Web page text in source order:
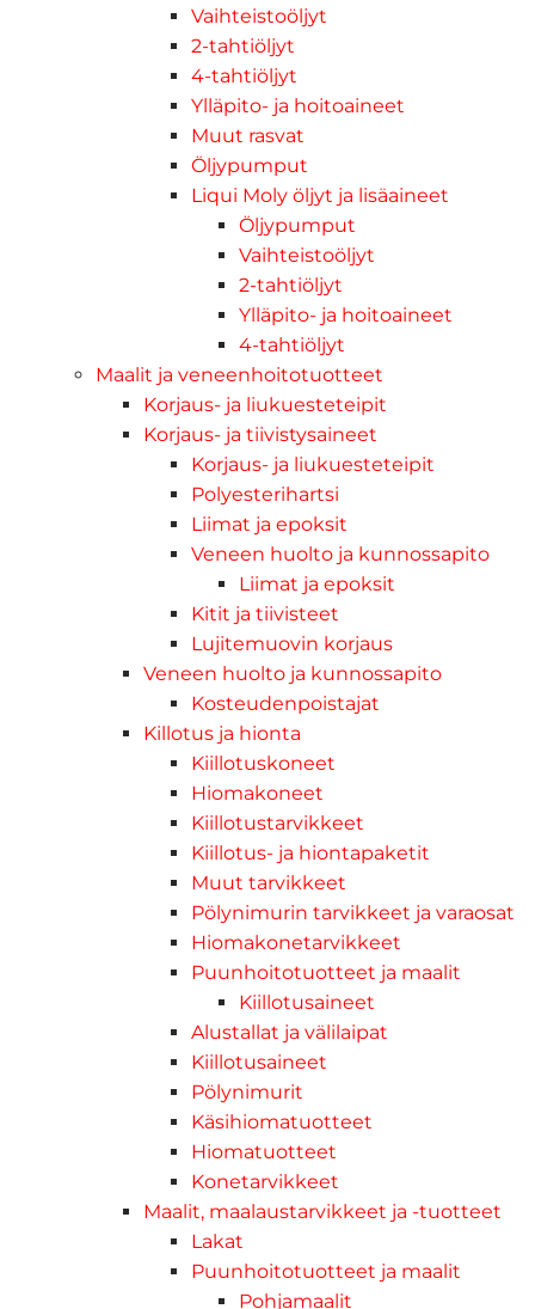
Vaihteistoöljyt
2-tahtiöljyt
4-tahtiöljyt
Ylläpito- ja hoitoaineet
Muut rasvat
Öljypumput
Liqui Moly öljyt ja lisäaineet
Öljypumput
Vaihteistoöljyt
2-tahtiöljyt
Ylläpito- ja hoitoaineet
4-tahtiöljyt
Maalit ja veneenhoitotuotteet
Korjaus- ja liukuesteteipit
Korjaus- ja tiivistysaineet
Korjaus- ja liukuesteteipit
Polyesterihartsi
Liimat ja epoksit
Veneen huolto ja kunnossapito
Liimat ja epoksit
Kitit ja tiivisteet
Lujitemuovin korjaus
Veneen huolto ja kunnossapito
Kosteudenpoistajat
Killotus ja hionta
Kiillotuskoneet
Hiomakoneet
Kiillotustarvikkeet
Kiillotus- ja hiontapaketit
Muut tarvikkeet
Pölynimurin tarvikkeet ja varaosat
Hiomakonetarvikkeet
Puunhoitotuotteet ja maalit
Kiillotusaineet
Alustallat ja välilaipat
Kiillotusaineet
Pölynimurit
Käsihiomatuotteet
Hiomatuotteet
Konetarvikkeet
Maalit, maalaustarvikkeet ja -tuotteet
Lakat
Puunhoitotuotteet ja maalit
Pohjamaalit